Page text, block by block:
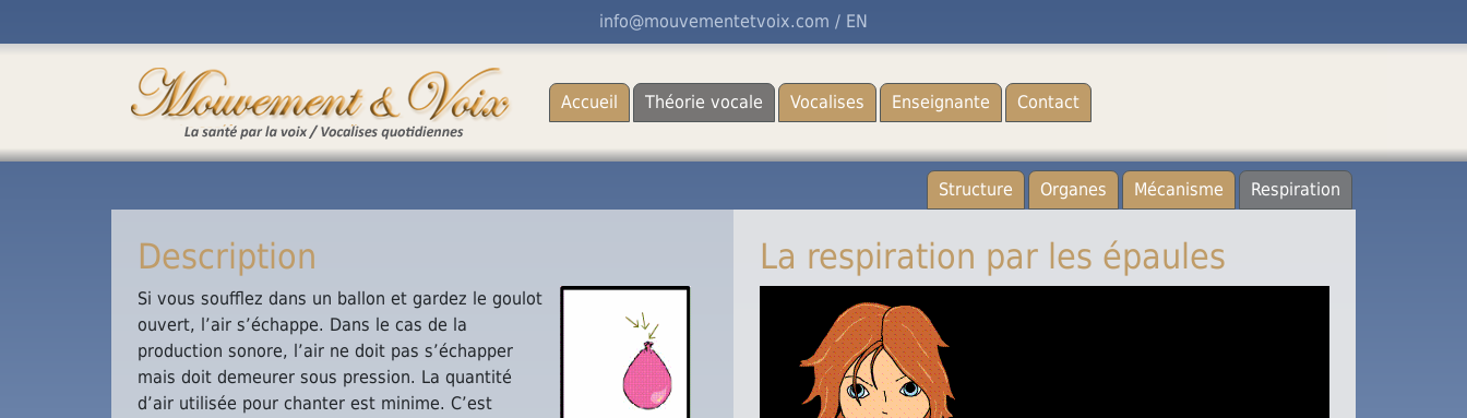
info@mouvementetvoix.com / EN
Accueil Théorie vocale Vocalises Enseignante Contact
Structure Organes Mécanisme Respiration
Description
Si vous soufflez dans un ballon et gardez le goulot
ouvert, l’air s’échappe. Dans le cas de la
production sonore, l’air ne doit pas s’échapper
mais doit demeurer sous pression. La quantité
d’air utilisée pour chanter est minime. C’est
La respiration par les épaules